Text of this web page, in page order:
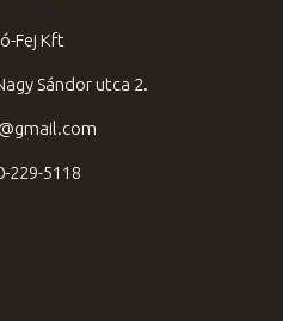
Fej Kft
Sándor utca 2.
229-5118